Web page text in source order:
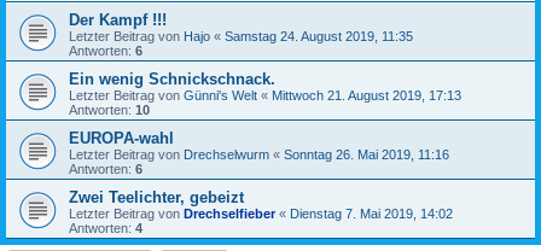
Der Kampf !!!
Letzter Beitrag von Hajo « Samstag 24. August 2019, 11:35
Antworten: 6
Ein wenig Schnickschnack.
Letzter Beitrag von Günni's Welt « Mittwoch 21. August 2019, 17:13
Antworten: 10
EUROPA-wahl
Letzter Beitrag von Drechselwurm « Sonntag 26. Mai 2019, 11:16
Antworten: 6
Zwei Teelichter, gebeizt
Letzter Beitrag von Drechselfieber« Dienstag 7. Mai 2019, 14:02
Antworten: 4